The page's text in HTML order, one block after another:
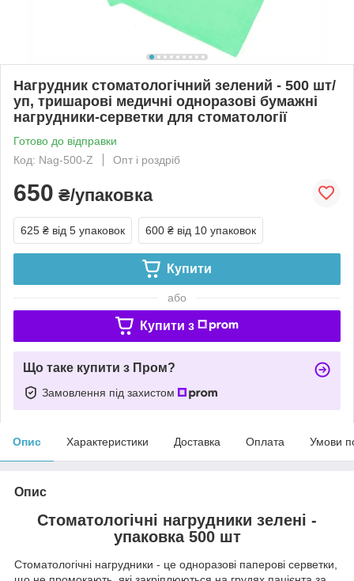
Нагрудник стоматологічний зелений - 500 шт/
уп, тришарові медичні одноразові бумажні
нагрудники-серветки для стоматології
Готово до відправки
Код: Nag-500-Z
Опт і роздріб
650 ₴/упаковка
625 ₴ від 5 упаковок 600 ₴ від 10 упаковок
Купити
або
Купити з
Що таке купити з Пром?
Замовлення під захистом
Опис Характеристики Доставка Оплата Умови
Опис
Стоматологічні нагрудники зелені -
упаковка 500 шт
Стоматологічні нагрудники - це одноразові паперові серветки,